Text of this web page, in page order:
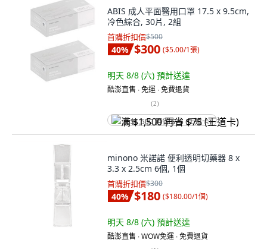
ABIS 成人平面醫用口罩 17.5 x 9.5cm,
冷色綜合, 30片, 2組
首購折扣價$500
40% $300 ($5.00/1張)
明天 8/8 (六) 預計送達
酷澎直售 ∙ 免運 ∙ 免費退貨
(2)
满 $1,500 再省 $75 (王道卡)
minono 米諾諾 便利透明切藥器 8 x
3.3 x 2.5cm 6個, 1個
首購折扣價$300
40% $180 ($180.00/1個)
明天 8/8 (六) 預計送達
酷澎直售 ∙ WOW免運 ∙ 免費退貨